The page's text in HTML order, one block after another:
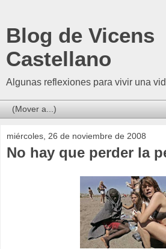
Blog de Vicens
Castellano
Algunas reflexiones para vivir una
miércoles, 26 de noviembre de 2008
No hay que perder la